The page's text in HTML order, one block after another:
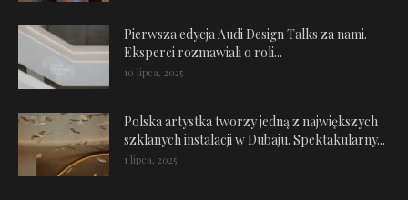
Pierwsza edycja Audi Design Talks za nami.
Eksperci rozmawiali o roli...
10 lipca, 2025
Polska artystka tworzy jedną z największych
szklanych instalacji w Dubaju. Spektakularny...
1 lipca, 2025